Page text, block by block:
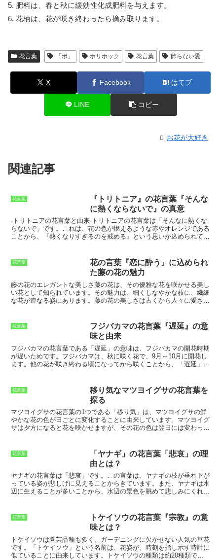
5. 肥料は、春と秋に緩効性化成肥料を与えます。
6. 花柄は、花が咲き終わったら摘み取ります。
花言葉 「ポ」 ホリホック 花言葉 飾らない愛
X Facebook はてブ
LINE コピー
お花が大好き
関連記事
花言葉
『トリトニア』の花言葉『そんな
に熱くならないで』の真意
-トリトニアの花言葉と由来- トリトニアの花言葉は「そんなに熱くな
らないで」です。 これは、花の色が燃えるような赤やオレンジである
ことから、『熱くなりすぎるのを戒める』という思いが込められてい
ジ、黄色、ピンクなどがあり、筒状の花を咲かせます。トリトニア
は、耐暑性が強く、育てやすいことから、ガーデニングにも人気で
花壇や鉢植えで楽しむことができます。トリトニアの学名は
「Tritonia」です。これは、古代ギリシャの海の女神「トリトン」に
由来しています。トリトンは、人間の上半身と魚の尾を持つ半人半魚
の姿をしています。トリトニアの花姿が、トリトンの姿に似ているこ
花言葉
花の言葉『恋に酔う』に込められ
た藤の花の魅力
藤の花のエレガントな美しさ藤の花は、その優雅な花を咲かせる美し
い花として知られています。その魅力は、細くしなやかな枝に、繊細
な花が連なる姿にあります。藤の花の美しさは古くから人々に愛され
最も一般的です。藤の花の紫は、高貴で気品のある色として古くから
愛されており、皇室のシンボルカラーとしても使われています。藤の
花のエレガントな美しさは、その花言葉にも表れています。藤の花の
花言葉は「恋に酔う」です。これは、藤の花が、その美しい花を咲か
せる姿が、人々を恋に酔わせるほど魅力的であることに由来していま
す。藤の花のエレガントな美しさは、庭木として多くの人に愛されて
あります。藤の花の花束は、結婚式や誕生日などの贈り物としても喜
ばれます。
花言葉
フジバカマの花言葉『遅延』の意
味と由来
フジバカマの花言葉である「遅延」の意味は、フジバカマの開花時期
が遅いためです。 フジバカマは、秋に咲く花で、9月～10月に開花し
ます。他の花が咲き終わる頃になってから咲くことから、「遅延」と
続けることから、「永続」という意味もあります。フジバカマの花
は、1ヶ月以上咲き続けることが多く、その間に花の色が変化してい
きます。最初は白や淡い紫色の花が、徐々に濃い紫色に変わっていき
ます。この花色の変化が、時間の経過を表しているとも言われていま
す。
花言葉
移り気なマツヨイグサの花言葉を
探る
マツヨイグサの花言葉の1つである「移り気」は、 マツヨイグサの鮮
やかな花の色が日ごとに変化すること に由来しています。マツヨイグ
サは夕方になると花を咲かせますが、その花の色は翌日には変わって
は、マツヨイグサの花の色の変化が、人の心の移り変わりを連想させ
ることからつけられたと考えられています。マツヨイグサの花は、日
が経つにつれて色を変えるので、人の心も移り変わっていくものだと
いうことを象徴しています。また、マツヨイグサは「移り気」という
花言葉がある一方で、「永遠の愛」という花言葉も持っています。こ
れは、マツヨイグサの花が、夕方の薄明かりの中で美しく咲くことか
花言葉
「ヤナギ」の花言葉「悲哀」の理
由とは？
ヤナギの花言葉は「悲哀」です。 この言葉は、ヤナギの枝が垂れ下が
っている姿が悲しげに見えることからきています。また、ヤナギは水
辺に生えることが多いことから、水辺の景色を眺めて悲しみにくれる
ました。また、ヤナギの枝は魔除けや厄除けとしても用いられます。
ヤナギの花言葉は「悲哀」ですが、 ヤナギそのものは決して悲しい植
物ではありません。むしろ、水辺に生えるヤナギは、生命力にあふれ
た植物です。ヤナギの花言葉は、ヤナギの姿や性質から連想されたも
のでしょう。しかし、ヤナギの花言葉は決してネガティブな意味では
ありません。むしろ、ヤナギの美しさを表現した言葉ともいえるでし
花言葉
トケイソウの花言葉『宗教』の意
味とは？
トケイソウ は園芸品種も多く、ガーデニングに欠かせない人気の草花
です。「トケイソウ」という名前は、花姿が、時刻を指し示す時計に
似ていることに由来しています。トケイソウの種類は約20種類で、